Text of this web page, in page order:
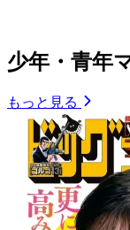
少年・青年
もっと見る